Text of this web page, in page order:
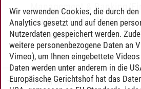
Management & Banking/
(ab WS 10/11)-Monetäre
Volkswirtschaftslehre und
Timo Leder/30.06.2024
Wir verwenden Cookies, die durch
Analytics gesetzt und auf denen
Nutzerdaten gespeichert werden.
weitere personenbezogene Daten an
Vimeo), um Ihnen eingebettete
Daten werden unter anderem in die
Europäische Gerichtshof hat das